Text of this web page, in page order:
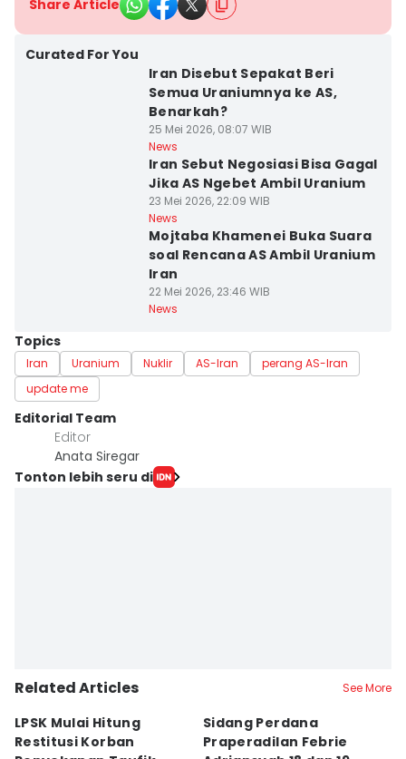
Share Article
Curated For You
Iran Disebut Sepakat Beri
Semua Uraniumnya ke AS,
Benarkah?
25 Mei 2026, 08:07 WIB
News
Iran Sebut Negosiasi Bisa Gagal
Jika AS Ngebet Ambil Uranium
23 Mei 2026, 22:09 WIB
News
Mojtaba Khamenei Buka Suara
soal Rencana AS Ambil Uranium
Iran
22 Mei 2026, 23:46 WIB
News
Topics
Iran Uranium Nuklir AS-Iran
perang AS-Iran
update me
Editorial Team
Editor
Anata Siregar
Tonton lebih seru di
Related Articles See More
LPSK Mulai Hitung
Restitusi Korban
Sidang Perdana
Praperadilan Febrie